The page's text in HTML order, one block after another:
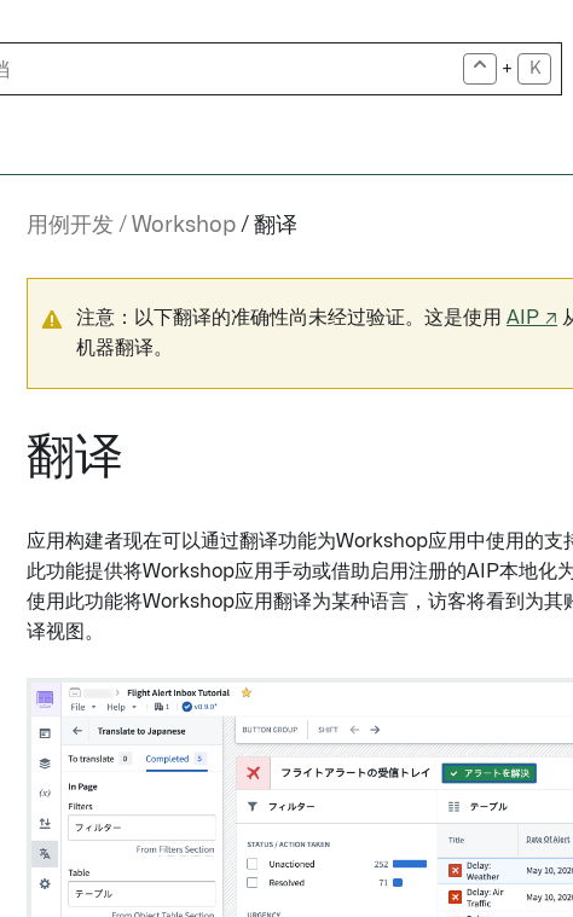
+ K
用例开发 Workshop 翻译
注意：以下翻译的准确性尚未经过验证。这是使用 AIP ↗
机器翻译。
翻译
应用构建者现在可以通过翻译功能为Workshop应用中使用的支
此功能提供将Workshop应用手动或借助启用注册的AIP本地化
使用此功能将Workshop应用翻译为某种语言，访客将看到为其
译视图。